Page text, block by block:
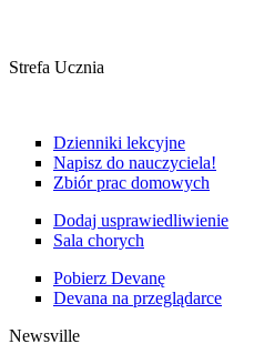
Strefa Ucznia
Dzienniki lekcyjne
Napisz do nauczyciela!
Zbiór prac domowych
Dodaj usprawiedliwienie
Sala chorych
Pobierz Devanę
Devana na przeglądarce
Newsville